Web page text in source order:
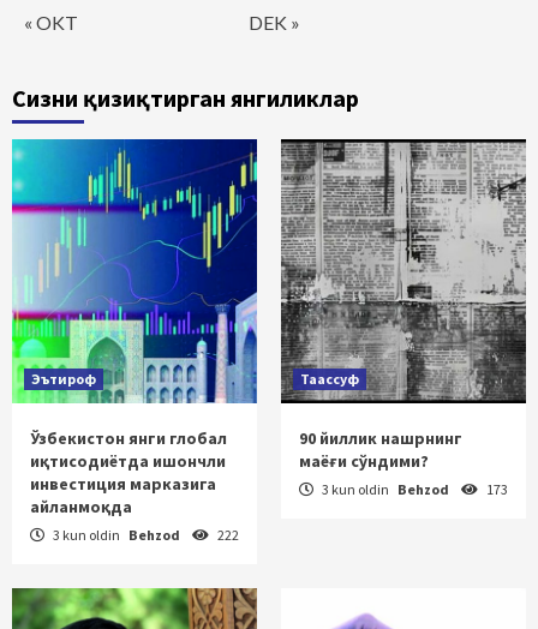
« OKT DEK »
Сизни қизиқтирган янгиликлар
Эътироф
Ўзбекистон янги глобал
иқтисодиётда ишончли
инвестиция марказига
айланмоқда
3 kun oldin Behzod 222
Таассуф
90 йиллик нашрнинг
маёғи сўндими?
3 kun oldin Behzod 173